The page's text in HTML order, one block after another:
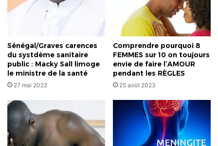
Sénégal/Graves carences
du systdème sanitaire
public : Macky Sall limoge
le ministre de la santé
27 mai 2022
Comprendre pourquoi 8
FEMMES sur 10 on toujours
envie de faire l’AMOUR
pendant les RÈGLES
25 août 2023